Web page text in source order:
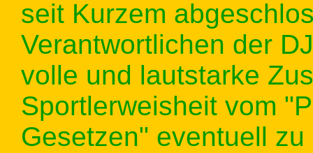
seit Kurzem
Verantwortlichen der
volle und lautstarke
Sportlerweisheit vom
Gesetzen" eventuell zu